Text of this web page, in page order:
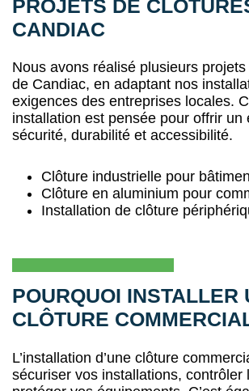
PROJETS DE
CANDIAC
Nous avons réalisé plusieurs
de Candiac, en adaptant nos
exigences des entreprises locales.
installation est pensée pour offrir un
sécurité, durabilité et accessibilité.
Clôture industrielle pour
Clôture en aluminium pour
Installation de clôture
POURQUOI INSTALLER
CLÔTURE
L’installation d’une clôture
sécuriser vos installations, contrôler